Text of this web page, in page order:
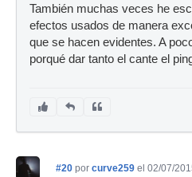
También muchas veces he
efectos usados de manera
que se hacen evidentes. A
porqué dar tanto el cante el
#20 por curve259 el 02/07/